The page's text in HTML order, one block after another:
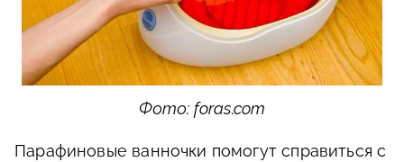
Фото: foras.com
Парафиновые ванночки помогут справиться с